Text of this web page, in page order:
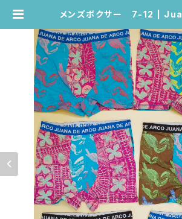
メンズボクサー 7-12 |